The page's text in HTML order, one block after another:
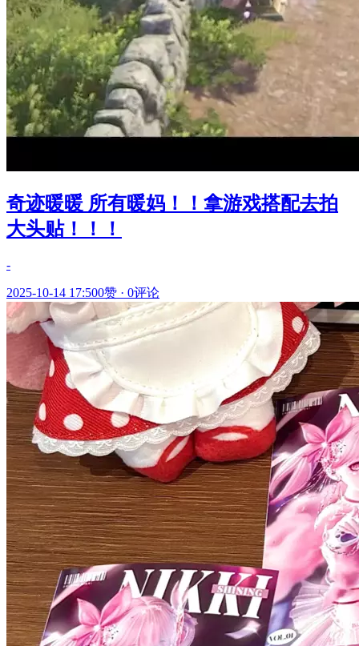
奇迹暖暖 所有暖妈！！拿游戏搭配去拍
大头贴！！！
-
2025-10-14 17:500赞 · 0评论